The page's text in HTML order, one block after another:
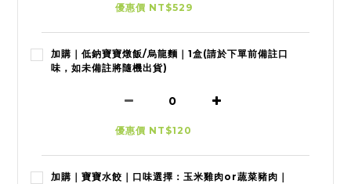
優惠價 NT$529
加購｜低鈉寶寶燉飯/烏龍麵｜1盒(請於下單前備註口
味，如未備註將隨機出貨)
優惠價 NT$120
加購｜寶寶水餃｜口味選擇：玉米雞肉or蔬菜豬肉｜